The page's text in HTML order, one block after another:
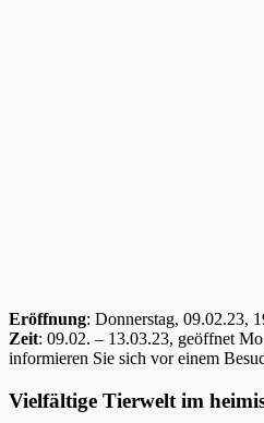
Eröffnung: Donnerstag, 09.02.23,
Zeit: 09.02. – 13.03.23, geöffnet
informieren Sie sich vor einem
Vielfältige Tierwelt im